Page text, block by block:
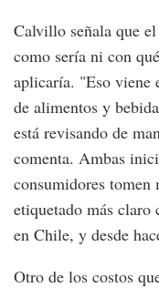
Calvillo señala que
como sería ni con
aplicaría. "Eso viene
de alimentos y
está revisando de
comenta. Ambas
consumidores tomen
etiquetado más claro
en Chile, y desde
Otro de los costos